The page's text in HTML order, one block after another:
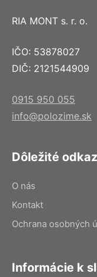
RIA MONT s. r. o.
IČO: 53878027
DIČ: 2121544909
0915 950 055
info@polozime.sk
Dôležité
O nás
Kontakt
Ochrana osobných
Informácie k